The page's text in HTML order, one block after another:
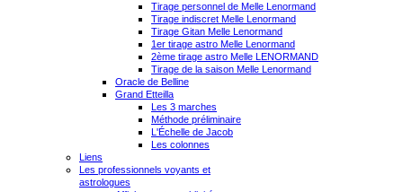
Tirage personnel de Melle Lenormand
Tirage indiscret Melle Lenormand
Tirage Gitan Melle Lenormand
1er tirage astro Melle Lenormand
2ème tirage astro Melle LENORMAND
Tirage de la saison Melle Lenormand
Oracle de Belline
Grand Etteilla
Les 3 marches
Méthode préliminaire
L'Échelle de Jacob
Les colonnes
Liens
Les professionnels voyants et
astrologues